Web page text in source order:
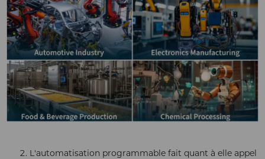
L'automatisation programmable fait quant à elle appel